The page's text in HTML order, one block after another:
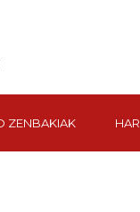
ZENBAKIAK